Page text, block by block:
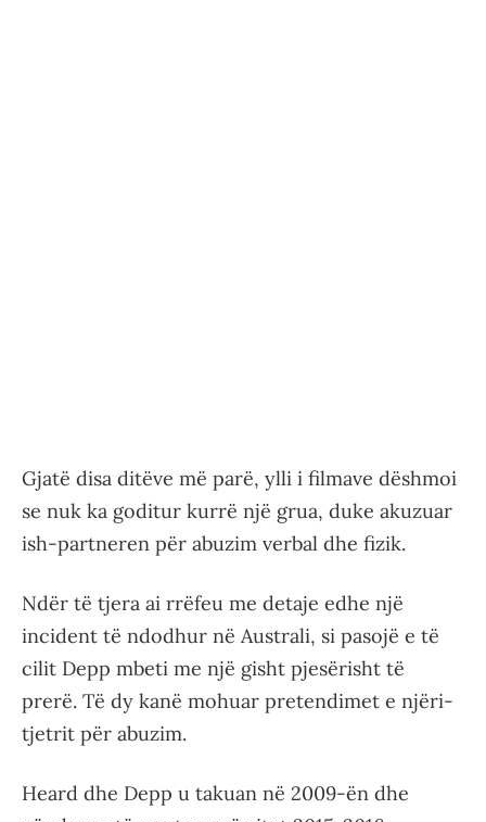
Gjatë disa ditëve më parë, ylli i filmave dëshmoi
se nuk ka goditur kurrë një grua, duke akuzuar
ish-partneren për abuzim verbal dhe fizik.
Ndër të tjera ai rrëfeu me detaje edhe një
incident të ndodhur në Australi, si pasojë e të
cilit Depp mbeti me një gisht pjesërisht të
prerë. Të dy kanë mohuar pretendimet e njëri-
tjetrit për abuzim.
Heard dhe Depp u takuan në 2009-ën dhe